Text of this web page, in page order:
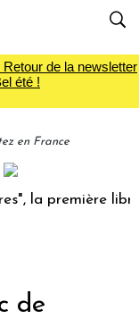
de la newsletter
été !
en France
première librairie
de